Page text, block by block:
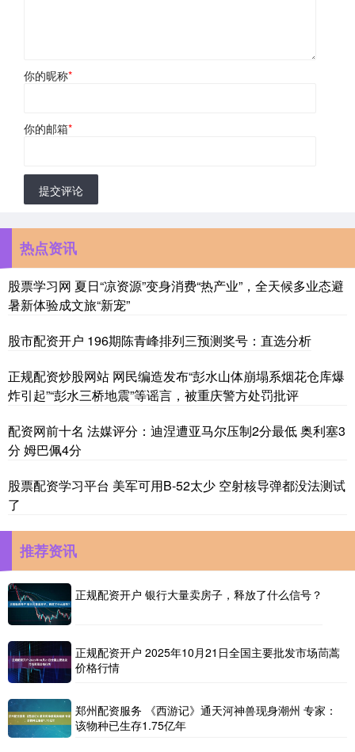
你的昵称*
你的邮箱*
提交评论
热点资讯
股票学习网 夏日“凉资源”变身消费“热产业”，全天候多业态避
暑新体验成文旅“新宠”
股市配资开户 196期陈青峰排列三预测奖号：直选分析
正规配资炒股网站 网民编造发布“彭水山体崩塌系烟花仓库爆
炸引起”“彭水三桥地震”等谣言，被重庆警方处罚批评
配资网前十名 法媒评分：迪涅遭亚马尔压制2分最低 奥利塞3
分 姆巴佩4分
股票配资学习平台 美军可用B-52太少 空射核导弹都没法测试
了
推荐资讯
正规配资开户 银行大量卖房子，释放了什么信号？
正规配资开户 2025年10月21日全国主要批发市场茼蒿
价格行情
郑州配资服务 《西游记》通天河神兽现身潮州 专家：
该物种已生存1.75亿年